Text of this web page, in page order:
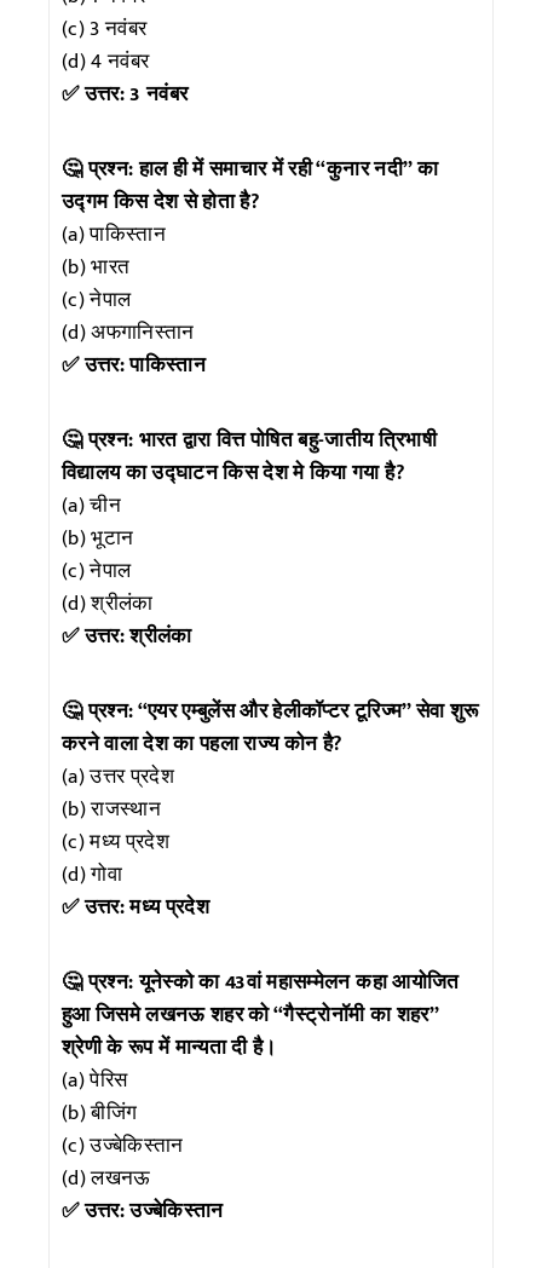
(c) 3 नवंबर
(d) 4 नवंबर
✅ उत्तर: 3 नवंबर
🤔 प्रश्न: हाल ही में समाचार में रही “कुनार नदी” का
उद्गम किस देश से होता है?
(a) पाकिस्तान
(b) भारत
(c) नेपाल
(d) अफगानिस्तान
✅ उत्तर: पाकिस्तान
🤔 प्रश्न: भारत द्वारा वित्त पोषित बहु-जातीय त्रिभाषी
विद्यालय का उद्घाटन किस देश मे किया गया है?
(a) चीन
(b) भूटान
(c) नेपाल
(d) श्रीलंका
✅ उत्तर: श्रीलंका
🤔 प्रश्न: “एयर एम्बुलेंस और हेलीकॉप्टर टूरिज्म” सेवा शुरू
करने वाला देश का पहला राज्य कोन है?
(a) उत्तर प्रदेश
(b) राजस्थान
(c) मध्य प्रदेश
(d) गोवा
✅ उत्तर: मध्य प्रदेश
🤔 प्रश्न: यूनेस्को का 43वां महासम्मेलन कहा आयोजित
हुआ जिसमे लखनऊ शहर को “गैस्ट्रोनॉमी का शहर”
श्रेणी के रूप में मान्यता दी है।
(a) पेरिस
(b) बीजिंग
(c) उज्बेकिस्तान
(d) लखनऊ
✅ उत्तर: उज्बेकिस्तान